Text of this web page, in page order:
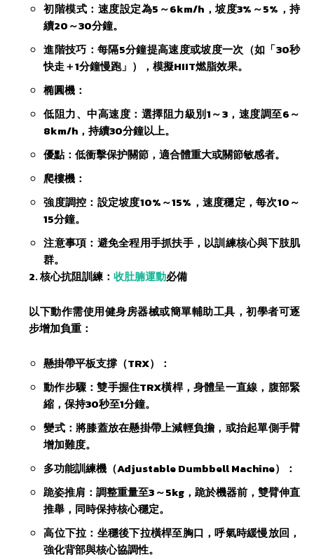
​初階模式：速度設定為5～6km/h，坡度3%～5%，持
續20～30分鐘。
​進階技巧：每隔5分鐘提高速度或坡度一次（如「30秒
快走＋1分鐘慢跑」），模擬HIIT燃脂效果。
​椭圓機：
​低阻力、中高速度：選擇阻力級別1～3，速度調至6～
8km/h，持續30分鐘以上。
​優點：低衝擊保护關節，適合體重大或關節敏感者。
​爬樓機：
​強度調控：設定坡度10%～15%，速度穩定，每次10～
15分鐘。
​注意事項：避免全程用手抓扶手，以訓練核心與下肢肌
群。
​2. 核心抗阻訓練： 收肚腩運動必備
以下動作需使用健身房器械或簡單輔助工具，初學者可逐
步增加負重：
​懸掛帶平板支撐（TRX）​：
​動作步驟：雙手握住TRX橫桿，身體呈一直線，腹部緊
縮，保持30秒至1分鐘。
​變式：將膝蓋放在懸掛帶上減輕負擔，或抬起單側手臂
增加難度。
​多功能訓練機（Adjustable Dumbbell Machine）​：
​跪姿推肩：調整重量至3～5kg，跪於機器前，雙臂伸直
推舉，同時保持核心穩定。
​高位下拉：坐穩後下拉橫桿至胸口，呼氣時緩慢放回，
強化背部與核心協調性。